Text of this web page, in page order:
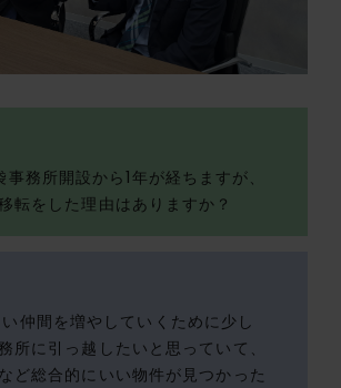
事務所開設から1年が経ちますが、
転をした理由はありますか？
仲間を増やしていくために少し
所に引っ越したいと思っていて、
ど総合的にいい物件が見つかった